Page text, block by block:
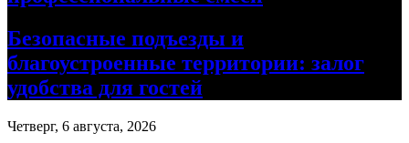
Безопасные подъезды и
благоустроенные территории: залог
удобства для гостей
Четверг, 6 августа, 2026